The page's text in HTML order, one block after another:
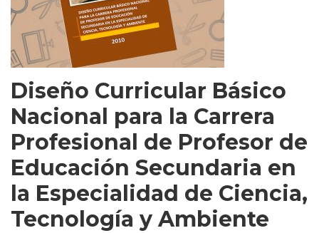
Diseño Curricular Básico
Nacional para la Carrera
Profesional de Profesor de
Educación Secundaria en
la Especialidad de Ciencia,
Tecnología y Ambiente